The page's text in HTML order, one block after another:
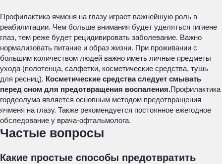
Профилактика ячменя на глазу играет важнейшую роль в
реабилитации. Чем больше внимания будет уделяться гигиене
глаз, тем реже будет рецидивировать заболевание. Важно
нормализовать питание и образ жизни. При проживании с
большим количеством людей важно иметь личные предметы
ухода (полотенца, салфетки, косметические средства, тушь
для ресниц). Косметические средства следует смывать
перед сном для предотвращения воспаления.Профилактика
гордеолума является основным методом предотвращения
ячменя на глазу. Также рекомендуется постоянное ежегодное
обследование у врача-офтальмолога.
Частые вопросы
Какие простые способы предотвратить